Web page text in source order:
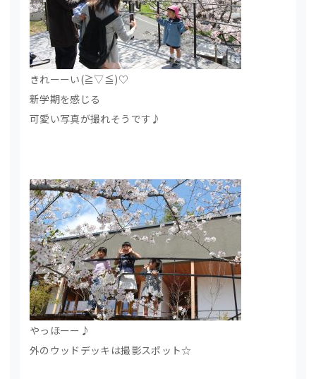
きれーーい(≧▽≦)♡
新学期を感じる
可愛い写真が撮れそうです♪
やっほーー♪
外のウッドデッキは撮影スポット☆